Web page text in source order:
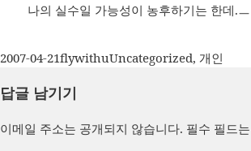
나의 실수일 가능성이 농후하기는 한데.
작
일
2007-04-21글
이
flywithu카
Uncategorized, 개인
답글 남기기
이메일 주소는 공개되지 않습니다. 필수 필드는